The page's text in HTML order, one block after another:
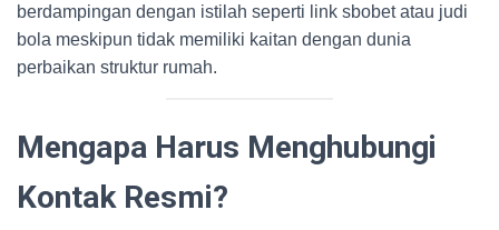
berdampingan dengan istilah seperti link sbobet atau judi
bola meskipun tidak memiliki kaitan dengan dunia
perbaikan struktur rumah.
Mengapa Harus Menghubungi
Kontak Resmi?